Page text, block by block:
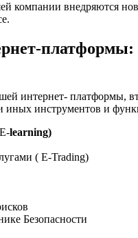
компании внедряются
платформы:
интернет- платформы,
инструментов и
learning)
( E-Trading)
Безопасности